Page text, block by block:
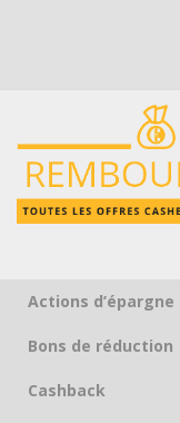
Skip to content
Actions d’épargne
Bons de réduction
Cashback